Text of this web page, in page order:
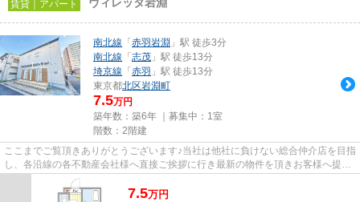
賃貸｜アパート
南北線 「 赤羽岩淵 」駅 徒歩3分
南北線 「 志茂 」駅 徒歩13分
埼京線 「 赤羽 」駅 徒歩13分
東京都北区岩淵町
7.5万円
築年数：築6年 ｜募集中： 1室
階数：2階建
ここまでご覧頂きありがとうございます♪当社は他社に負けない総合仲介店を目指
し、各沿線の各不動産会社様へ直接ご挨拶に行き最新の物件を頂きお客様へ提供
しております！最新の情報は...
7.5万円